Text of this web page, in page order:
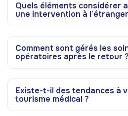
Quels éléments considérer
une intervention à
Comment sont gérés les
opératoires après le retour ?
Existe-t-il des tendances à
tourisme médical ?